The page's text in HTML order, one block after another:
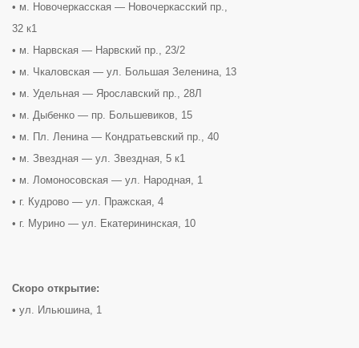
• м. Новочеркасская — Новочеркасский пр.,
32 к1
• м. Нарвская — Нарвский пр., 23/2
• м. Чкаловская — ул. Большая Зеленина, 13
• м. Удельная — Ярославский пр., 28Л
• м. Дыбенко — пр. Большевиков, 15
• м. Пл. Ленина — Кондратьевский пр., 40
• м. Звездная — ул. Звездная, 5 к1
• м. Ломоносовская — ул. Народная, 1
• г. Кудрово — ул. Пражская, 4
• г. Мурино — ул. Екатерининская, 10
Скоро открытие:
• ул. Ильюшина, 1